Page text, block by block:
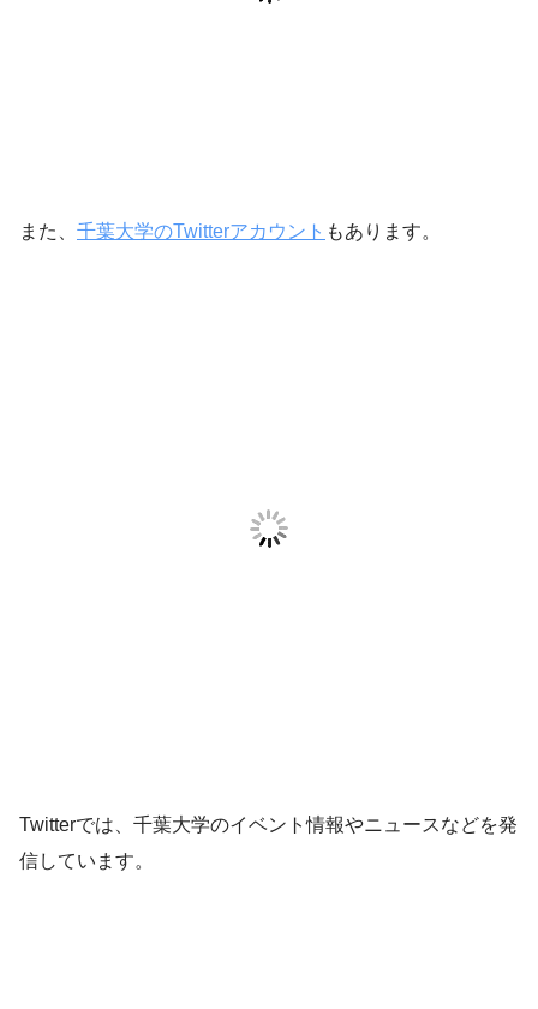
また、 千葉大学のTwitterアカウント もあります。
Twitterでは、千葉大学のイベント情報やニュースなどを発
信しています。